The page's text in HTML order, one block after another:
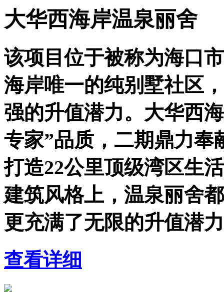
大华西海岸温泉丽舍
该项目位于被称为海口
海岸唯一的纯别墅社区
强的升值潜力。大华西
专家”品质，二期鼎力奉
打造22公里顶级湾区生
建筑风格上，温泉丽舍
更充满了无限的升值潜
查看详细